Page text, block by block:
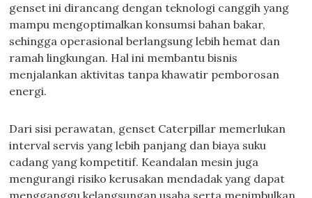
genset ini dirancang dengan teknologi canggih yang
mampu mengoptimalkan konsumsi bahan bakar,
sehingga operasional berlangsung lebih hemat dan
ramah lingkungan. Hal ini membantu bisnis
menjalankan aktivitas tanpa khawatir pemborosan
energi.
Dari sisi perawatan, genset Caterpillar memerlukan
interval servis yang lebih panjang dan biaya suku
cadang yang kompetitif. Keandalan mesin juga
mengurangi risiko kerusakan mendadak yang dapat